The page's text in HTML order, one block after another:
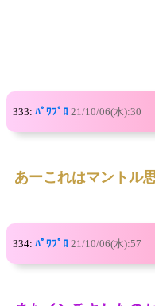
333: ﾊﾟﾜﾌﾟﾛ 21/10/06(水):30
あーこれはマントル
334: ﾊﾟﾜﾌﾟﾛ 21/10/06(水):57